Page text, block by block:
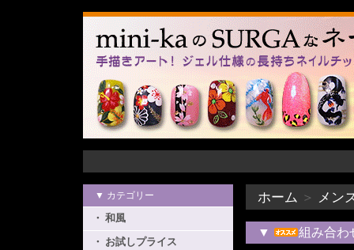
▼ カテゴリー
・ 和風
・ お試しプライス
ホーム ＞ メン
▼ 組み合わ